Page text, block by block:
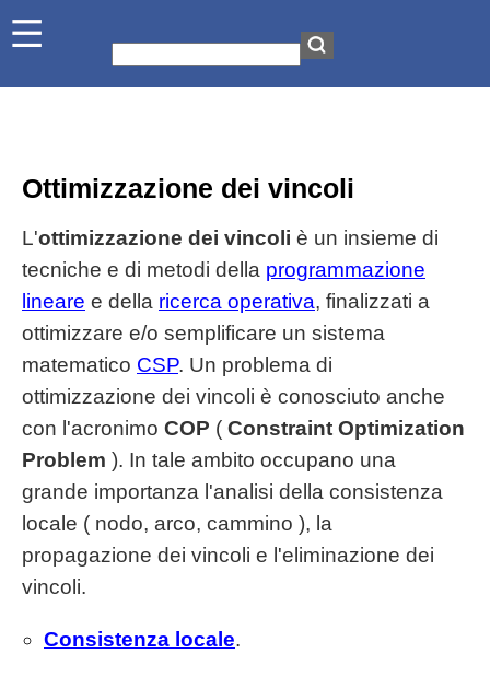
Ottimizzazione dei vincoli
L'ottimizzazione dei vincoli è un insieme di
tecniche e di metodi della programmazione
lineare e della ricerca operativa, finalizzati a
ottimizzare e/o semplificare un sistema
matematico CSP. Un problema di
ottimizzazione dei vincoli è conosciuto anche
con l'acronimo COP ( Constraint Optimization
Problem ). In tale ambito occupano una
grande importanza l'analisi della consistenza
locale ( nodo, arco, cammino ), la
propagazione dei vincoli e l'eliminazione dei
vincoli.
Consistenza locale.